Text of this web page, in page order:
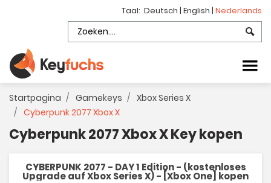
Taal: Deutsch | English | Nederlands
Startpagina Gamekeys
Xbox Series X
Cyberpunk 2077 Xbox X
Cyberpunk 2077 Xbox X Key kopen
CYBERPUNK 2077 - DAY 1 Edition - (kostenloses
Upgrade auf Xbox Series X) - [Xbox One] kopen